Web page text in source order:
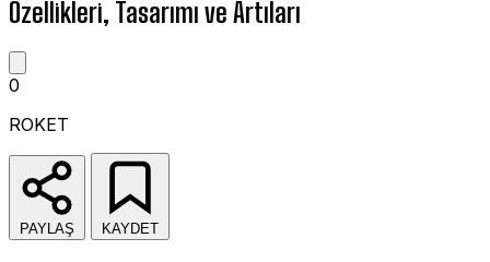
Özellikleri, Tasarımı ve Artıları
0
ROKET
PAYLAŞ KAYDET